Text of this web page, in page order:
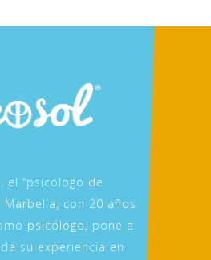
el “psicólogo de
Marbella, con 20 años
psicólogo, pone a
su experiencia en